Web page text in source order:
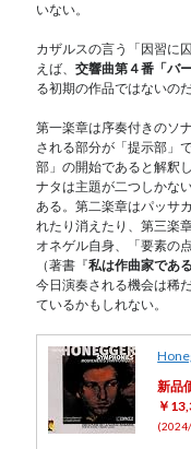
いない。
カザルスの言う「因習に
えば、交響曲第４番「バ
る初期の作品ではないの
第一楽章は序奏付きのソ
される部分が「提示部」
部」の開始であると解釈
ナタは主題が二つしかな
ある。第二楽章はパッサ
れたり消えたり、第三楽
オネゲル自身、「要素の
（著書『私は作曲家である
今日演奏される機会は稀
ているかもしれない。
新品
￥